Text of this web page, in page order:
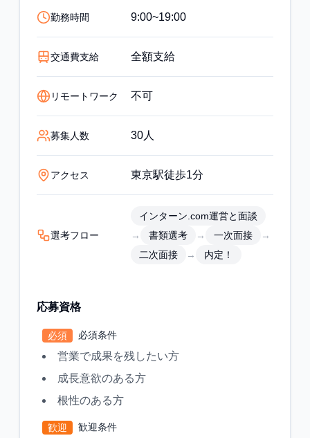
勤務時間 9:00~19:00
交通費支給 全額支給
リモートワーク 不可
募集人数 30人
アクセス 東京駅徒歩1分
選考フロー
インターン.com運営と面談
→
書類選考 → 一次面接
→
二次面接
→ 内定！
応募資格
必須 必須条件
営業で成果を残したい方
成長意欲のある方
根性のある方
歓迎 歓迎条件